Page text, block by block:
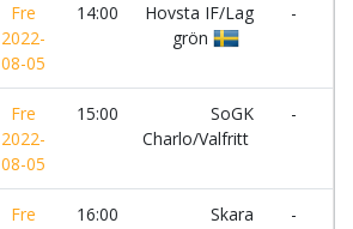
Fre
2022-
08-05
14:00
Hovsta IF/Lag
grön
-
Fre
2022-
08-05
15:00
SoGK
Charlo/Valfritt
-
Fre
16:00
Skara
-